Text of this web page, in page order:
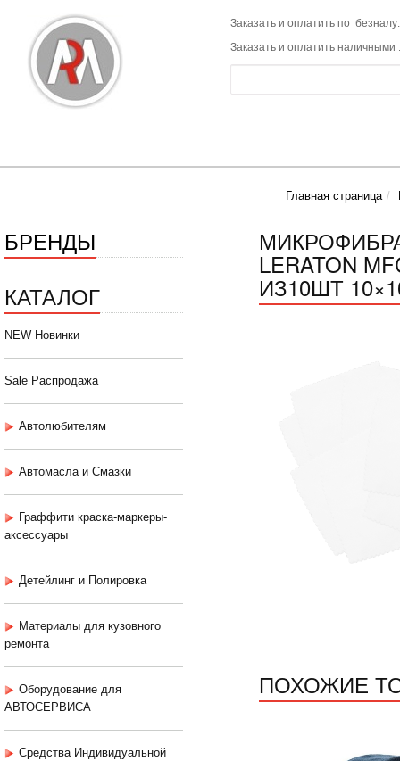
Заказать и оплатить по
Заказать и оплатить наличными
Главная страница
БРЕНДЫ
КАТАЛОГ
NEW Новинки
Sale Распродажа
Автолюбителям
Автомасла и Смазки
Граффити краска-маркеры-
аксессуары
Детейлинг и Полировка
Материалы для кузовного
ремонта
Оборудование для
АВТОСЕРВИСА
Средства Индивидуальной
LERATON
ИЗ10ШТ
ПОХОЖИЕ